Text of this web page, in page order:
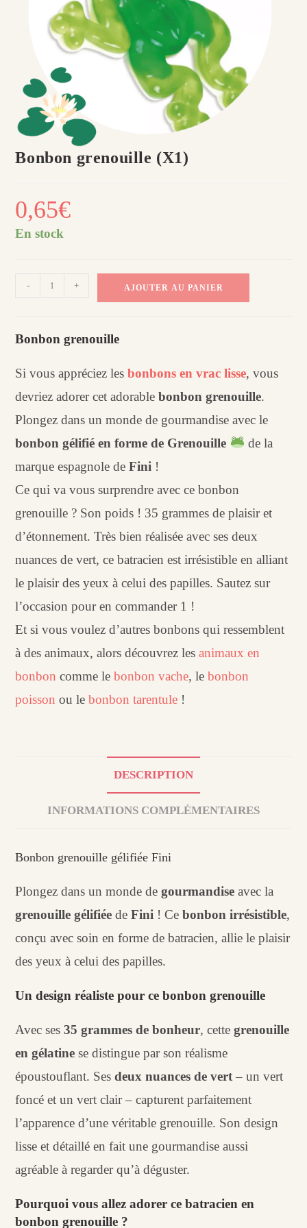
Bonbon grenouille (X1)
0,65€
En stock
grenouille
- + AJOUTER AU PANIER
Bonbon grenouille
Si vous appréciez lesbonbons en vrac lisse, vous
devriez adorer cet adorablebonbon grenouille.
Plongez dans un monde de gourmandise avec le
bonbon gélifié en forme de Grenouille
de la
marque espagnole deFini !
Ce qui va vous surprendre avec ce bonbon
grenouille ? Son poids ! 35 grammes de plaisir et
d’étonnement. Très bien réalisée avec ses deux
nuances de vert, ce batracien est irrésistible en alliant
le plaisir des yeux à celui des papilles. Sautez sur
l’occasion pour en commander 1 !
Et si vous voulez d’autres bonbons qui ressemblent
à des animaux, alors découvrez lesanimaux en
bonbon comme lebonbon vache, lebonbon
poisson ou lebonbon tarentule !
DESCRIPTION
INFORMATIONS COMPLÉMENTAIRES
Bonbon grenouille gélifiée Fini
Plongez dans un monde degourmandise avec la
grenouille gélifiée deFini ! Cebonbon irrésistible,
conçu avec soin en forme de batracien, allie le plaisir
des yeux à celui des papilles.
Un design réaliste pour ce bonbon grenouille
Avec ses35 grammes de bonheur, cettegrenouille
en gélatine se distingue par son réalisme
époustouflant. Sesdeux nuances de vert – un vert
foncé et un vert clair – capturent parfaitement
l’apparence d’une véritable grenouille. Son design
lisse et détaillé en fait une gourmandise aussi
agréable à regarder qu’à déguster.
Pourquoi vous allez adorer ce batracien en
bonbon grenouille ?